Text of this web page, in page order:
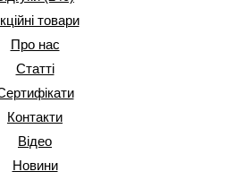
товари
Про нас
Статті
Контакти
Відео
Новини